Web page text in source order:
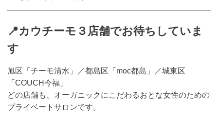
📍カウチーモ３店舗でお待ちしていま
す
旭区「チーモ清水」／都島区「moc都島」／城東区
「COUCH今福」
どの店舗も、オーガニックにこだわるおとな女性のための
プライベートサロンです。